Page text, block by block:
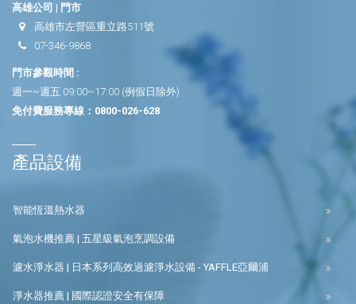
高雄公司 | 門市
高雄市左營區重立路511號
07-346-9868
門市參觀時間 :
週一~週五 09:00~17:00 (例假日除外)
免付費服務專線： 0800-026-628
產品設備
智能恆溫熱水器
氣泡水機推薦 | 五星級氣泡烹調設備
濾水淨水器 | 日本系列高效過濾淨水設備 - YAFFLE亞爾浦
淨水器推薦 | 國際認證安全有保障